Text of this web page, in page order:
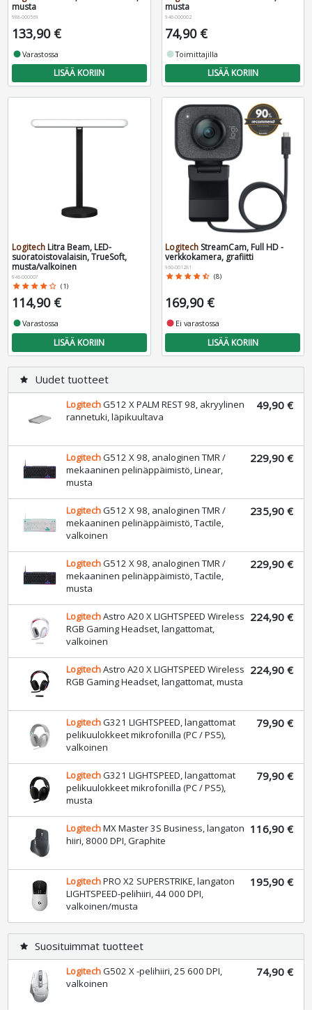
musta
988-000569
133,90 €
fiber_manual_recordVarastossa
LISÄÄ KORIIN
musta
946-000002
74,90 €
fiber_manual_recordToimittajilla
LISÄÄ KORIIN
Logitech Litra Beam, LED-
suoratoistovalaisin, TrueSoft,
musta/valkoinen
946-000007
star star star star star_border (1)
114,90 €
fiber_manual_recordVarastossa
LISÄÄ KORIIN
Logitech StreamCam, Full HD -
verkkokamera, grafiitti
960-001281
star star star star star_half (8)
169,90 €
fiber_manual_record Ei varastossa
LISÄÄ KORIIN
star Uudet tuotteet
LogitechG512 X PALM REST 98, akryylinen
rannetuki, läpikuultava
49,90 €
LogitechG512 X 98, analoginen TMR /
mekaaninen pelinäppäimistö, Linear,
musta
229,90 €
LogitechG512 X 98, analoginen TMR /
mekaaninen pelinäppäimistö, Tactile,
valkoinen
235,90 €
LogitechG512 X 98, analoginen TMR /
mekaaninen pelinäppäimistö, Tactile,
musta
229,90 €
LogitechAstro A20 X LIGHTSPEED Wireless
RGB Gaming Headset, langattomat,
valkoinen
224,90 €
LogitechAstro A20 X LIGHTSPEED Wireless
RGB Gaming Headset, langattomat, musta
224,90 €
LogitechG321 LIGHTSPEED, langattomat
pelikuulokkeet mikrofonilla (PC / PS5),
valkoinen
79,90 €
LogitechG321 LIGHTSPEED, langattomat
pelikuulokkeet mikrofonilla (PC / PS5),
musta
79,90 €
LogitechMX Master 3S Business, langaton
hiiri, 8000 DPI, Graphite
116,90 €
LogitechPRO X2 SUPERSTRIKE, langaton
LIGHTSPEED-pelihiiri, 44 000 DPI,
valkoinen/musta
195,90 €
star Suosituimmat tuotteet
LogitechG502 X -pelihiiri, 25 600 DPI,
valkoinen
74,90 €